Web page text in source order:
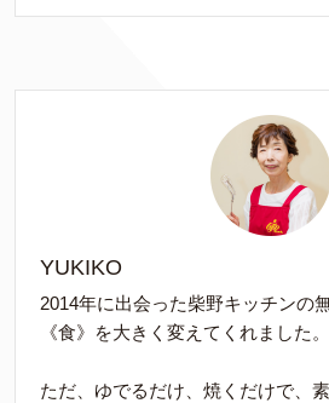
YUKIKO
2014年に出会った柴野キッチンの
《食》を大きく変えてくれました。
ただ、ゆでるだけ、焼くだけで、